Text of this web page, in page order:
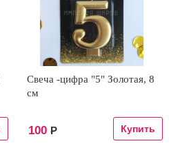
Свеча -цифра "5" Золотая, 8
см
100 Р